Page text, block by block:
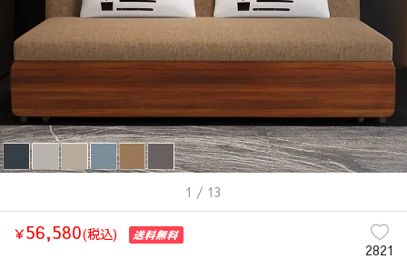
ソファベッド/2人掛け/ソファーベッド ソファベッド 2人 3人掛
ソファベッド/ 3人掛け/ソファーベッド ソファベッド 2人 3人掛
ソファベッド/4人掛け/ソファーベッド ソファベッド 2人 3人掛
ソファベッド/無垢材フレーム/ソファーベッド ソファベッド 2
ソファベッド/ソファーベッド ソファベッド 2人 3人掛け 「幅
1 / 13
￥56,580(税込)
2821